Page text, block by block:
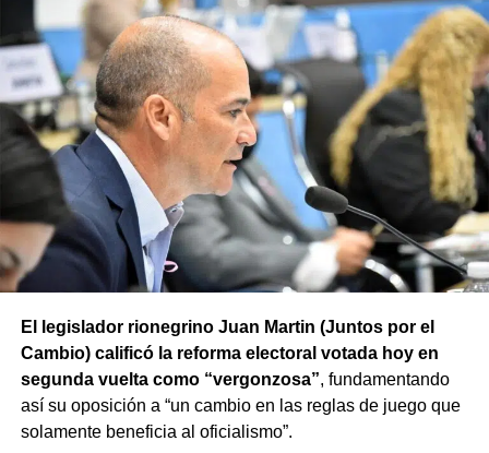
El legislador rionegrino Juan Martin (Juntos por el
Cambio) calificó la reforma electoral votada hoy en
segunda vuelta como “vergonzosa”, fundamentando
así su oposición a “un cambio en las reglas de juego que
solamente beneficia al oficialismo”.